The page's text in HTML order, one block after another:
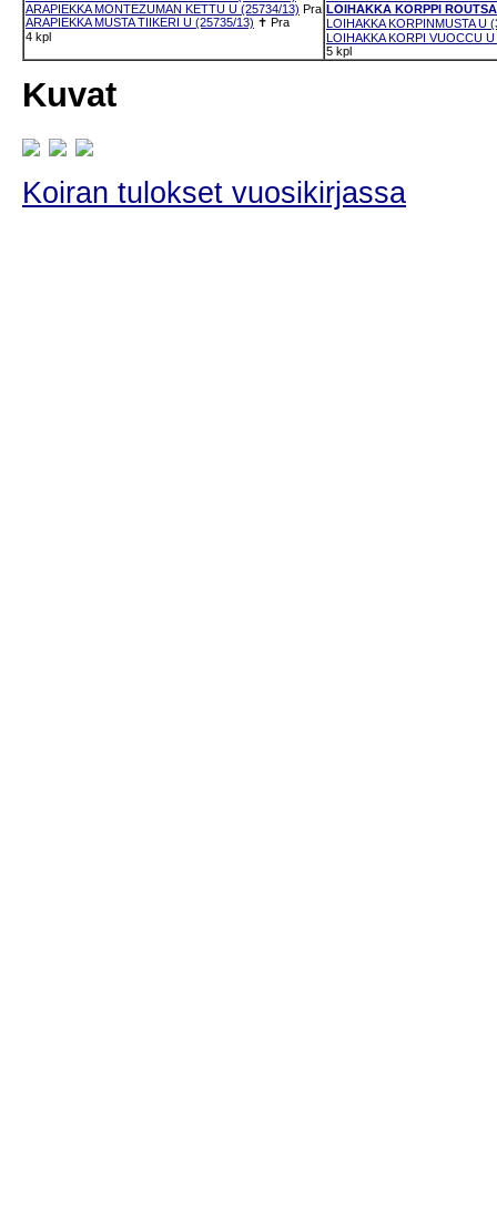
ARAPIEKKA MONTEZUMAN KETTU U (25734/13) Pra
ARAPIEKKA MUSTA TIIKERI U (25735/13) ✝ Pra
4 kpl
LOIHAKKA KORPPI ROUTSA
LOIHAKKA KORPINMUSTA U
LOIHAKKA KORPI VUOCCU U
5 kpl
Kuvat
Koiran tulokset vuosikirjassa